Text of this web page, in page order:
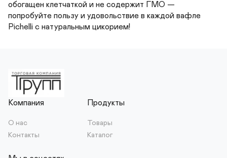
обогащен клетчаткой и не содержит ГМО —
попробуйте пользу и удовольствие в каждой вафле
Pichelli с натуральным цикорием!
Компания
О нас
Контакты
Продукты
Товары
Каталог